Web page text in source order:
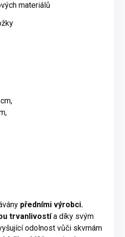
materiálů
předními výrobci.
trvanlivostía díky svým
odolnost vůči skvrnám